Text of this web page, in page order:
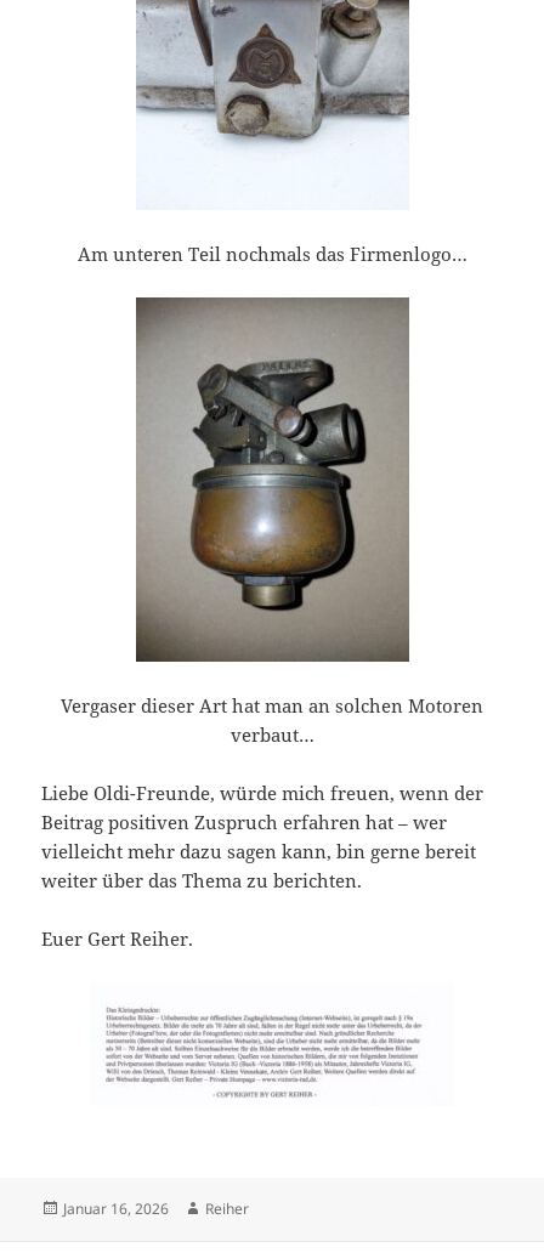
Am unteren Teil nochmals das Firmenlogo…
Vergaser dieser Art hat man an solchen Motoren
verbaut…
Liebe Oldi-Freunde, würde mich freuen, wenn der
Beitrag positiven Zuspruch erfahren hat – wer
vielleicht mehr dazu sagen kann, bin gerne bereit
weiter über das Thema zu berichten.
Euer Gert Reiher.
Veröffentlicht
Januar 16, 2026 Autor
Reiher